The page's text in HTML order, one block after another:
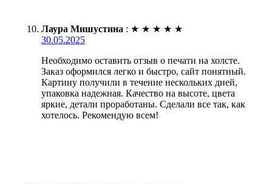
Лаура Мишустина : ★ ★ ★ ★ ★
30.05.2025
Необходимо оставить отзыв о печати на холсте.
Заказ оформился легко и быстро, сайт понятный.
Картину получили в течение нескольких дней,
упаковка надежная. Качество на высоте, цвета
яркие, детали проработаны. Сделали все так, как
хотелось. Рекомендую всем!